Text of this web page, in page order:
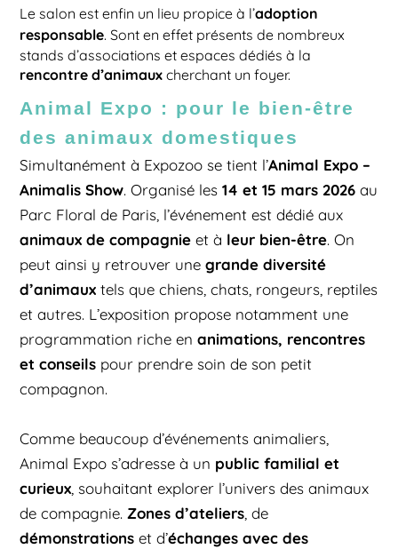
Le salon est enfin un lieu propice à l’adoption
responsable . Sont en effet présents de nombreux
stands d’associations et espaces dédiés à la
rencontre d’animauxcherchant un foyer.
Animal Expo : pour le bien-être
des animaux domestiques
Simultanément à Expozoo se tient l’Animal Expo –
Animalis Show. Organisé les14 et 15 mars 2026 au
Parc Floral de Paris, l’événement est dédié aux
animaux de compagnie et à leur bien-être. On
peut ainsi y retrouver unegrande diversité
d’animaux tels que chiens, chats, rongeurs, reptiles
et autres. L’exposition propose notamment une
programmation riche enanimations, rencontres
et conseils pour prendre soin de son petit
compagnon.
Comme beaucoup d’événements animaliers,
Animal Expo s’adresse à un public familial et
curieux , souhaitant explorer l’univers des animaux
de compagnie.Zones d’ateliers , de
démonstrations et d’échanges avec des